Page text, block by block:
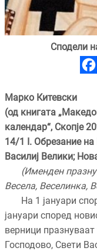
Сподели
Марко Китевски
(од книгата
календар“, Скопје
14/1 I. Обрезание на
Василиј Велики;
(Именден
Весела, Веселинка,
На 1 јануари
јануари според
верници
Господово, Свети